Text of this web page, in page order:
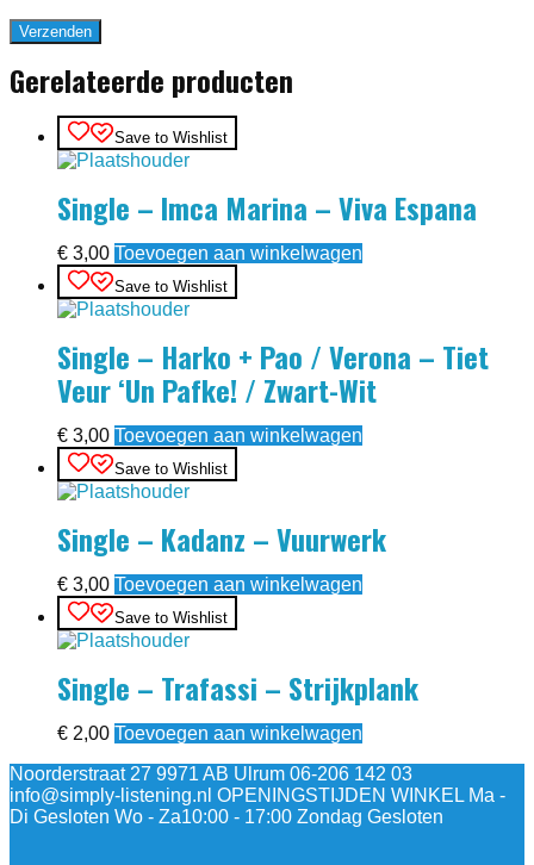
Gerelateerde producten
Save to Wishlist
Single – Imca Marina – Viva Espana
€ 3,00 Toevoegen aan winkelwagen
Save to Wishlist
Single – Harko + Pao / Verona – Tiet
Veur ‘Un Pafke! / Zwart-Wit
€ 3,00 Toevoegen aan winkelwagen
Save to Wishlist
Single – Kadanz – Vuurwerk
€ 3,00 Toevoegen aan winkelwagen
Save to Wishlist
Single – Trafassi – Strijkplank
€ 2,00 Toevoegen aan winkelwagen
Noorderstraat 27 9971 AB Ulrum 06-206 142 03
info@simply-listening.nl OPENINGSTIJDEN WINKEL Ma -
Di Gesloten Wo - Za10:00 - 17:00 Zondag Gesloten